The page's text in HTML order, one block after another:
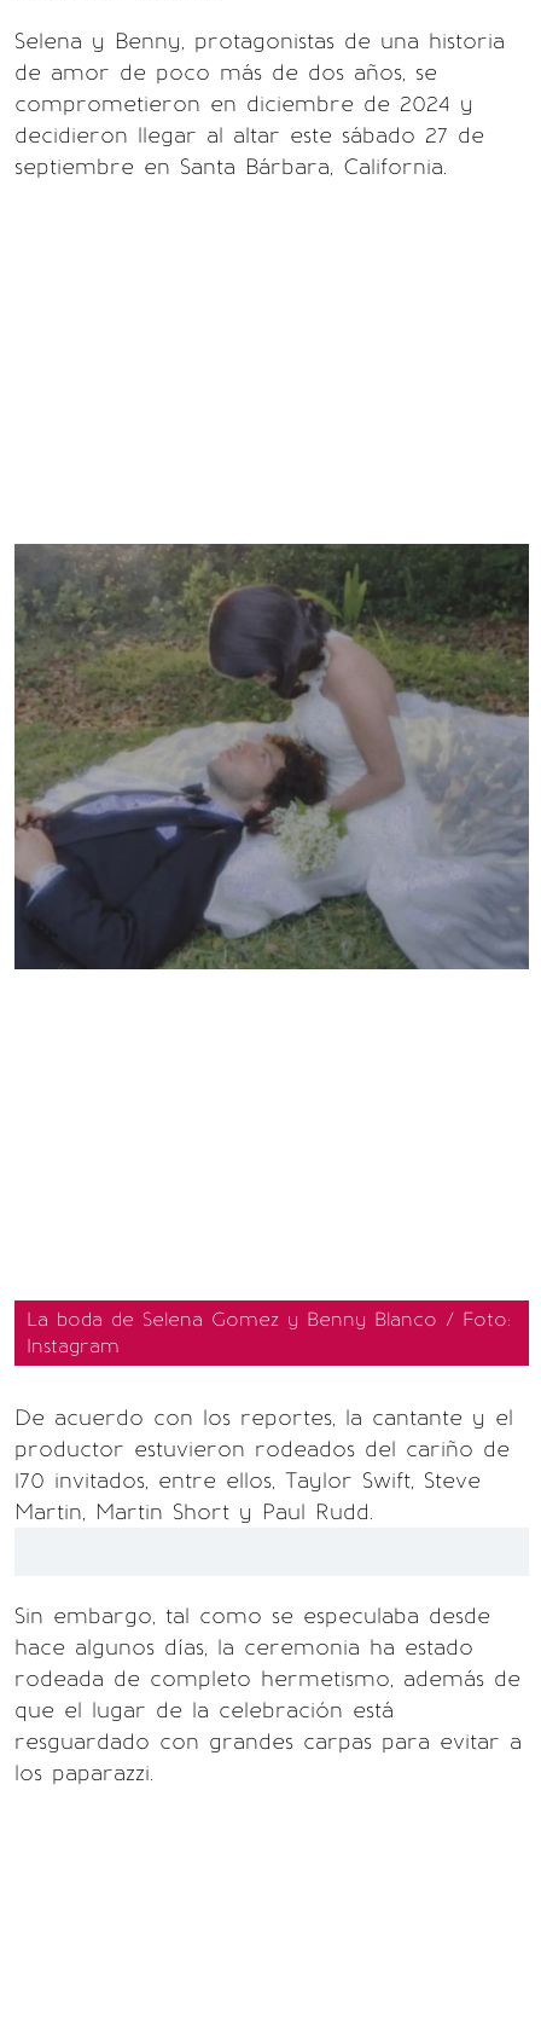
Selena y Benny, protagonistas de una historia
de amor de poco más de dos años, se
comprometieron en diciembre de 2024 y
decidieron llegar al altar este sábado 27 de
septiembre en Santa Bárbara, California.
La boda de Selena Gomez y Benny Blanco / Foto:
Instagram
De acuerdo con los reportes, la cantante y el
productor estuvieron rodeados del cariño de
170 invitados, entre ellos, Taylor Swift, Steve
Martin, Martin Short y Paul Rudd.
Sin embargo, tal como se especulaba desde
hace algunos días, la ceremonia ha estado
rodeada de completo hermetismo, además de
que el lugar de la celebración está
resguardado con grandes carpas para evitar a
los paparazzi.